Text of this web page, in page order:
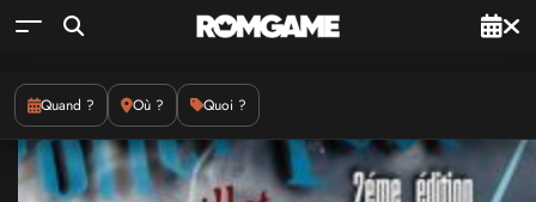
Quand ? Où ? Quoi ?